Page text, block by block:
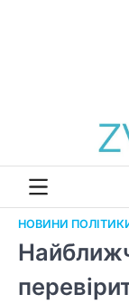
НОВИНИ